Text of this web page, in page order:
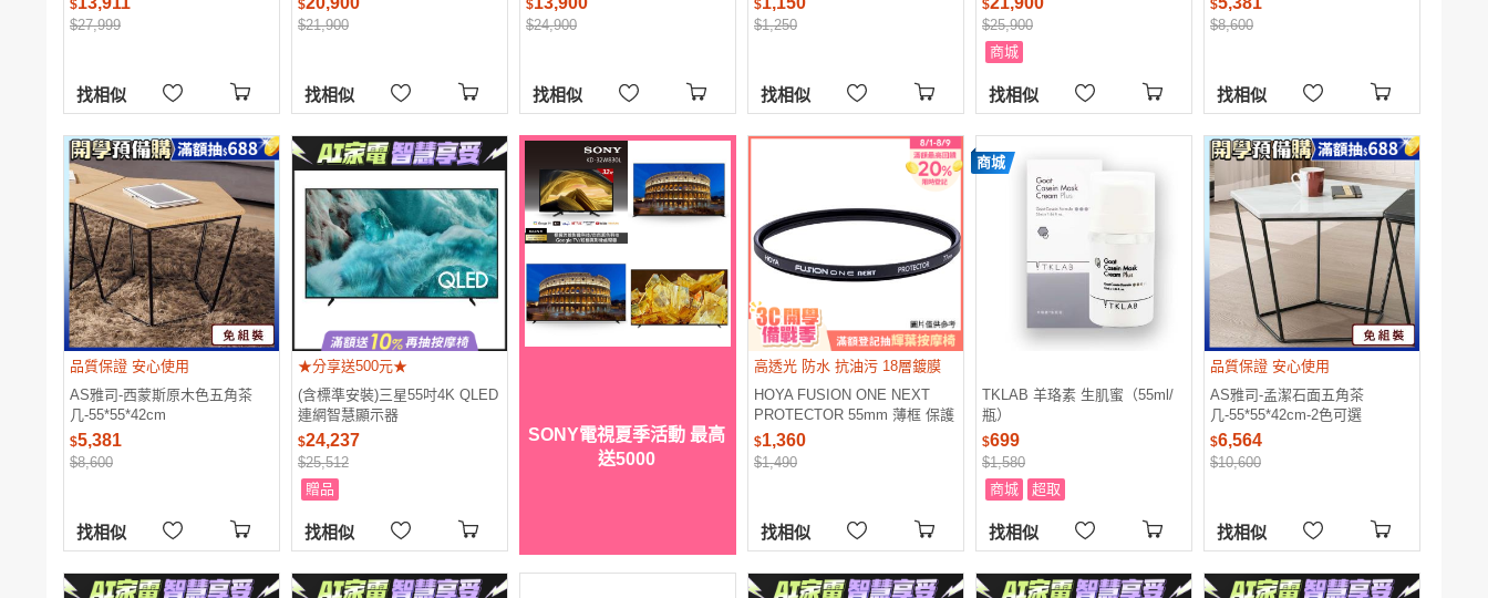
$
$27,999
找相似
$
$21,900
找相似
安裝
$
$24,900
找相似
$
$1,250
找相似
$
$25,900
商城
找相似
$
$8,600
找相似
品質保證 安心使用
AS雅司-西蒙斯原木色五角茶
几-55*55*42cm
$5,381
$8,600
找相似
★分享送500元★
(含標準安裝)三星55吋4K QLED
連網智慧顯示器
QA55Q7FAAXXZW分享送500
$24,237
$25,512
贈品
找相似
SONY電視夏季活動 最高
送5000
高透光 防水 抗油污 18層鍍膜
HOYA FUSION ONE NEXT
PROTECTOR 55mm 薄框 保護
鏡 (55,立福公司貨)
$1,360
$1,490
找相似
商城
TKLAB 羊珞素 生肌蜜（55ml/
瓶）
$699
$1,580
商城
超取
找相似
品質保證 安心使用
AS雅司-孟潔石面五角茶
几-55*55*42cm-2色可選
$6,564
$10,600
找相似